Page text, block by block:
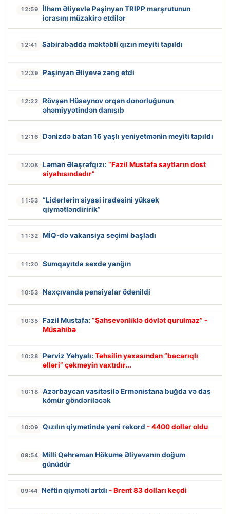
12:59
İlham Əliyevlə Paşinyan TRIPP marşrutunun
icrasını müzakirə etdilər
12:41 Sabirabadda məktəbli qızın meyiti tapıldı
12:39 Paşinyan Əliyevə zəng etdi
12:22
Rövşən Hüseynov orqan donorluğunun
əhəmiyyətindən danışıb
12:16 Dənizdə batan 16 yaşlı yeniyetmənin meyiti tapıldı
12:08 Ləman Ələşrəfqızı: “Fazil Mustafa saytların dost
siyahısındadır”
11:53
“Liderlərin siyasi iradəsini yüksək
qiymətləndiririk”
11:32 MİQ-də vakansiya seçimi başladı
11:20 Sumqayıtda sexdə yanğın
10:53 Naxçıvanda pensiyalar ödənildi
10:35 Fazil Mustafa: “Şahsevənliklə dövlət qurulmaz” -
Müsahibə
10:28 Pərviz Yəhyalı: Təhsilin yaxasından “bacarıqlı
əlləri” çəkməyin vaxtıdır...
10:18
Azərbaycan vasitəsilə Ermənistana buğda və daş
kömür göndəriləcək
10:09 Qızılın qiymətində yeni rekord - 4400 dollar oldu
09:54 Milli Qəhrəman Hökumə Əliyevanın doğum
günüdür
09:44 Neftin qiyməti artdı - Brent 83 dolları keçdi